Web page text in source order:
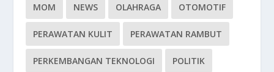
MOM NEWS OLAHRAGA OTOMOTIF
PERAWATAN KULIT PERAWATAN RAMBUT
PERKEMBANGAN TEKNOLOGI POLITIK